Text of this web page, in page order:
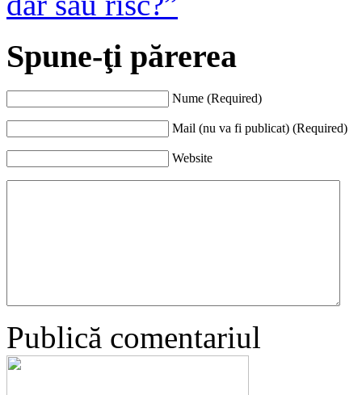
Spune-ţi părerea
Nume (Required)
Mail (nu va fi publicat) (Required)
Website
Publică comentariul